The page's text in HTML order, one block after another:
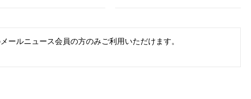
ールニュース会員の方のみご利用いただけます。